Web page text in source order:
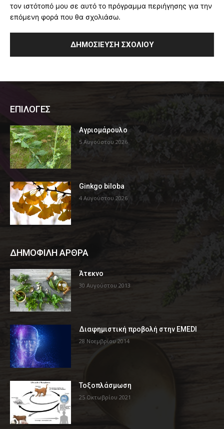
τον ιστότοπό μου σε αυτό το πρόγραμμα περιήγησης για την
επόμενη φορά που θα σχολιάσω.
ΕΠΙΛΟΓΕΣ
Αγριομάρουλο
5 Αυγούστου 2026
Ginkgo biloba
4 Αυγούστου 2026
ΔΗΜΟΦΙΛΗ ΑΡΘΡΑ
Άτεκνο
30 Αυγούστου 2013
Διαφημιστική προβολή στην EMEDI
28 Νοεμβρίου 2014
Τοξοπλάσμωση
25 Οκτωβρίου 2021